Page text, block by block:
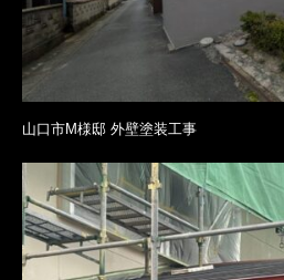
山口市M様邸 外壁塗装工事